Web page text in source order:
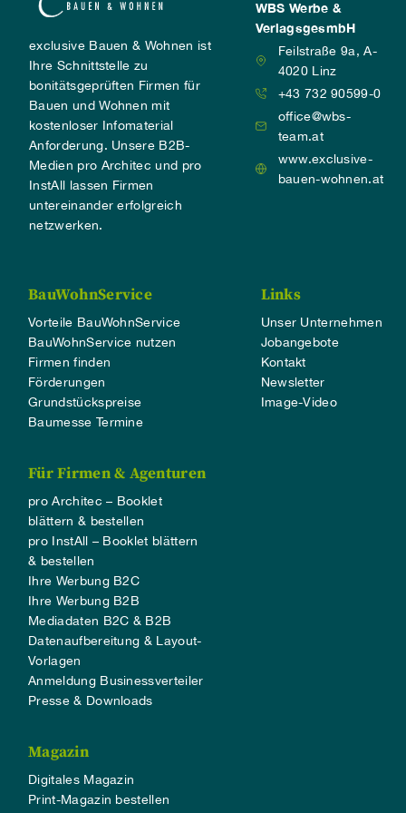
exclusive Bauen & Wohnen ist
Ihre Schnittstelle zu
bonitätsgeprüften Firmen für
Bauen und Wohnen mit
kostenloser Infomaterial
Anforderung. Unsere B2B-
Medien pro Architec und pro
InstAll lassen Firmen
untereinander erfolgreich
netzwerken.
WBS Werbe &
VerlagsgesmbH
Feilstraße 9a, A-
4020 Linz
+43 732 90599-0
office@wbs-
team.at
www.exclusive-
bauen-wohnen.at
BauWohnService
Vorteile BauWohnService
BauWohnService nutzen
Firmen finden
Förderungen
Grundstückspreise
Baumesse Termine
Links
Unser Unternehmen
Jobangebote
Kontakt
Newsletter
Image-Video
Für Firmen & Agenturen
pro Architec – Booklet
blättern & bestellen
pro InstAll – Booklet blättern
& bestellen
Ihre Werbung B2C
Ihre Werbung B2B
Mediadaten B2C & B2B
Datenaufbereitung & Layout-
Vorlagen
Anmeldung Businessverteiler
Presse & Downloads
Magazin
Digitales Magazin
Print-Magazin bestellen